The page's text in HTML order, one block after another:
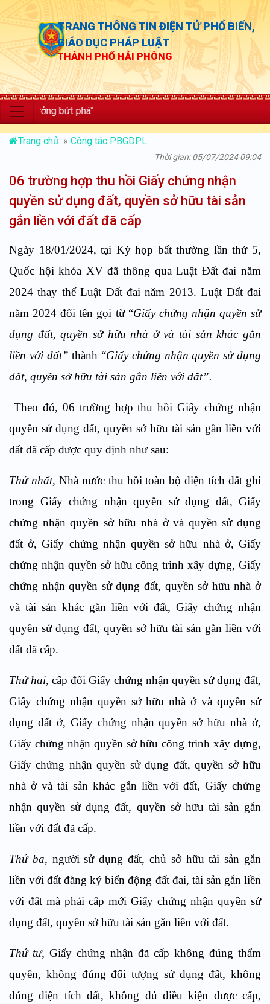
TRANG THÔNG TIN ĐIỆN TỬ PHỔ BIẾN,
GIÁO DỤC PHÁP LUẬT
THÀNH PHỐ HẢI PHÒNG
bứt phá”
Trang chủ » Công tác PBGDPL
Thời gian: 05/07/2024 09:04
06 trường hợp thu hồi Giấy chứng nhận
quyền sử dụng đất, quyền sở hữu tài sản
gắn liền với đất đã cấp
Ngày 18/01/2024, tại Kỳ họp bất thường lần thứ 5,
Quốc hội khóa XV đã thông qua Luật Đất đai năm
2024 thay thế Luật Đất đai năm 2013. Luật Đất đai
năm 2024 đổi tên gọi từ “Giấy chứng nhận quyền sử
dụng đất, quyền sở hữu nhà ở và tài sản khác gắn
liền với đất” thành “Giấy chứng nhận quyền sử dụng
đất, quyền sở hữu tài sản gắn liền với đất”.
Theo đó, 06 trường hợp thu hồi Giấy chứng nhận
quyền sử dụng đất, quyền sở hữu tài sản gắn liền với
đất đã cấp được quy định như sau:
Thứ nhất, Nhà nước thu hồi toàn bộ diện tích đất ghi
trong Giấy chứng nhận quyền sử dụng đất, Giấy
chứng nhận quyền sở hữu nhà ở và quyền sử dụng
đất ở, Giấy chứng nhận quyền sở hữu nhà ở, Giấy
chứng nhận quyền sở hữu công trình xây dựng, Giấy
chứng nhận quyền sử dụng đất, quyền sở hữu nhà ở
và tài sản khác gắn liền với đất, Giấy chứng nhận
quyền sử dụng đất, quyền sở hữu tài sản gắn liền với
đất đã cấp.
Thứ hai, cấp đổi Giấy chứng nhận quyền sử dụng đất,
Giấy chứng nhận quyền sở hữu nhà ở và quyền sử
dụng đất ở, Giấy chứng nhận quyền sở hữu nhà ở,
Giấy chứng nhận quyền sở hữu công trình xây dựng,
Giấy chứng nhận quyền sử dụng đất, quyền sở hữu
nhà ở và tài sản khác gắn liền với đất, Giấy chứng
nhận quyền sử dụng đất, quyền sở hữu tài sản gắn
liền với đất đã cấp.
Thứ ba, người sử dụng đất, chủ sở hữu tài sản gắn
liền với đất đăng ký biến động đất đai, tài sản gắn liền
với đất mà phải cấp mới Giấy chứng nhận quyền sử
dụng đất, quyền sở hữu tài sản gắn liền với đất.
Thứ tư, Giấy chứng nhận đã cấp không đúng thẩm
quyền, không đúng đối tượng sử dụng đất, không
đúng diện tích đất, không đủ điều kiện được cấp,